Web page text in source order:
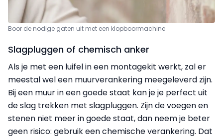
Boor de nodige gaten uit met een klopboormachine
Slagpluggen of chemisch anker
Als je met een luifel in een montagekit werkt, zal er
meestal wel een muurverankering meegeleverd zijn.
Bij een muur in een goede staat kan je je perfect uit
de slag trekken met slagpluggen. Zijn de voegen en
stenen niet meer in goede staat, dan neem je beter
geen risico: gebruik een chemische verankering. Dat